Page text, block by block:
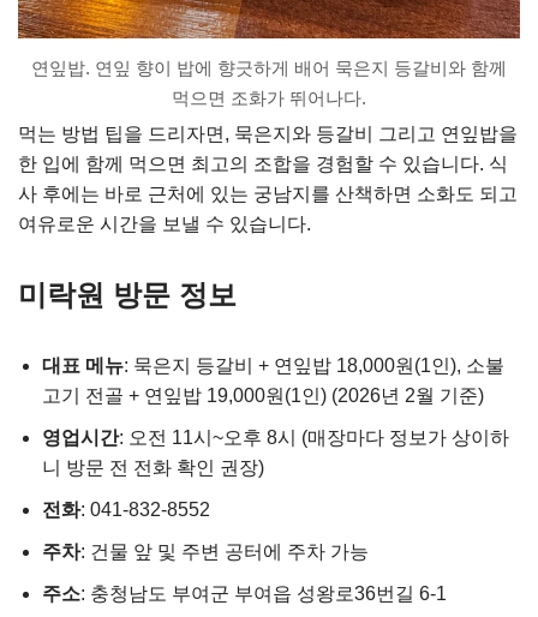
연잎밥. 연잎 향이 밥에 향긋하게 배어 묵은지 등갈비와 함께
먹으면 조화가 뛰어나다.
먹는 방법 팁을 드리자면, 묵은지와 등갈비 그리고 연잎밥을
한 입에 함께 먹으면 최고의 조합을 경험할 수 있습니다. 식
사 후에는 바로 근처에 있는 궁남지를 산책하면 소화도 되고
여유로운 시간을 보낼 수 있습니다.
미락원 방문 정보
대표 메뉴: 묵은지 등갈비 + 연잎밥 18,000원(1인), 소불
고기 전골 + 연잎밥 19,000원(1인) (2026년 2월 기준)
영업시간: 오전 11시~오후 8시 (매장마다 정보가 상이하
니 방문 전 전화 확인 권장)
전화: 041-832-8552
주차: 건물 앞 및 주변 공터에 주차 가능
주소: 충청남도 부여군 부여읍 성왕로36번길 6-1